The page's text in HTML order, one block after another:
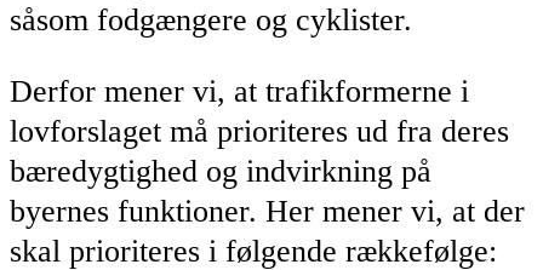
såsom fodgængere og cyklister.
Derfor mener vi, at trafikformerne i
lovforslaget må prioriteres ud fra deres
bæredygtighed og indvirkning på
byernes funktioner. Her mener vi, at der
skal prioriteres i følgende rækkefølge: